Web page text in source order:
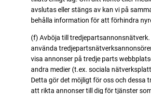
avslutas eller stängs av kan vi på
behålla information för att förhindra
(f) Avböja till tredjepartsannonsnätverk.
använda
visa annonser på tredje parts
andra medier (t.ex. sociala
Detta gör det möjligt för oss och dessa
att rikta annonser till dig för tjänster